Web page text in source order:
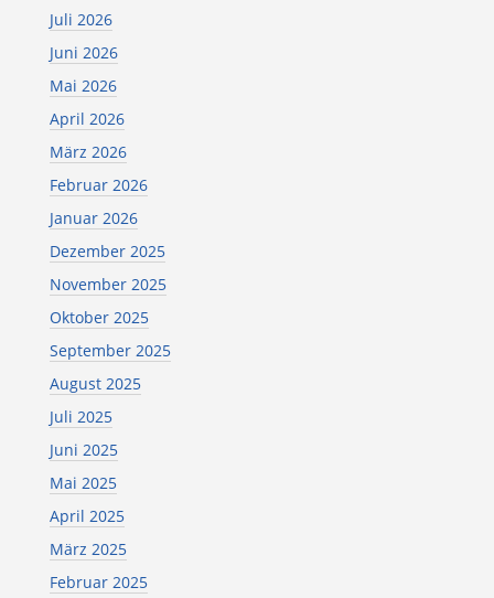
Juli 2026
Juni 2026
Mai 2026
April 2026
März 2026
Februar 2026
Januar 2026
Dezember 2025
November 2025
Oktober 2025
September 2025
August 2025
Juli 2025
Juni 2025
Mai 2025
April 2025
März 2025
Februar 2025